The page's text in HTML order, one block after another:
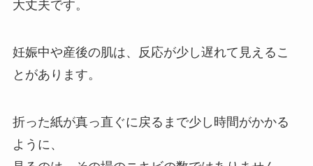
大丈夫です。
妊娠中や産後の肌は、反応が少し遅れて見えるこ
とがあります。
折った紙が真っ直ぐに戻るまで少し時間がかかる
ように、